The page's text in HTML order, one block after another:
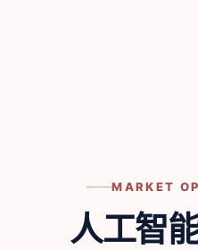
MARKET
人工智